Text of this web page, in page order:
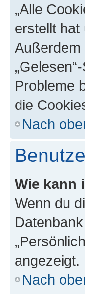
„Alle
erstellt hat
Außerdem
Probleme
die
Nach
Wie kann
Wenn du
angezeigt.
Nach